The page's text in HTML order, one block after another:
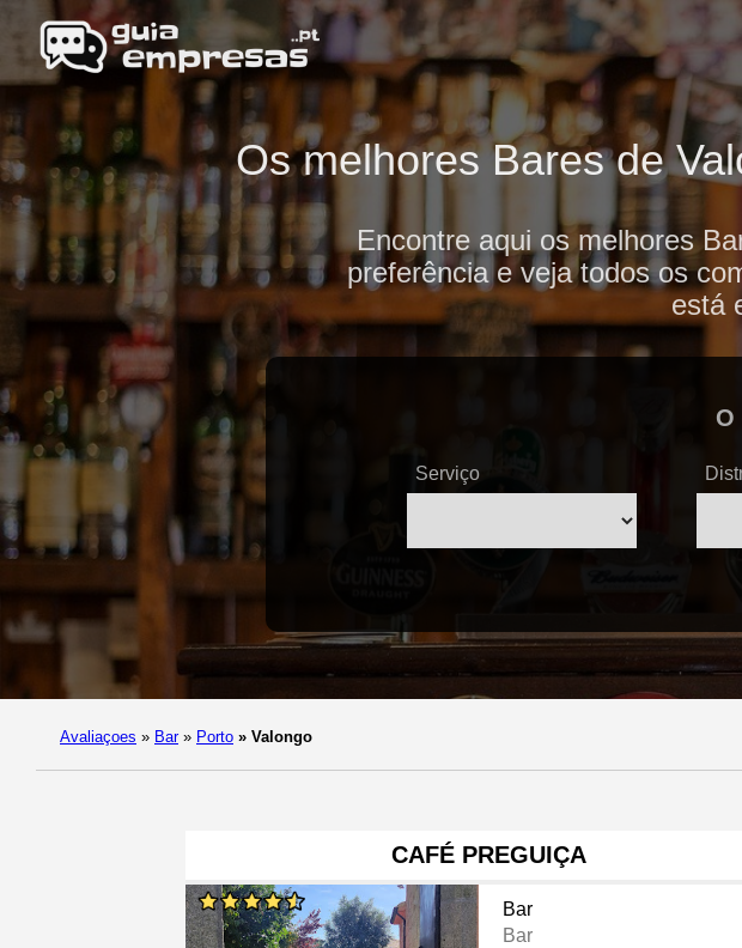
Os melhores Bares de
Encontre aqui os melhores
preferência e veja todos os
está
O
Serviço
Avaliaçoes » Bar » Porto » Valongo
CAFÉ PREGUIÇA
Bar
Bar